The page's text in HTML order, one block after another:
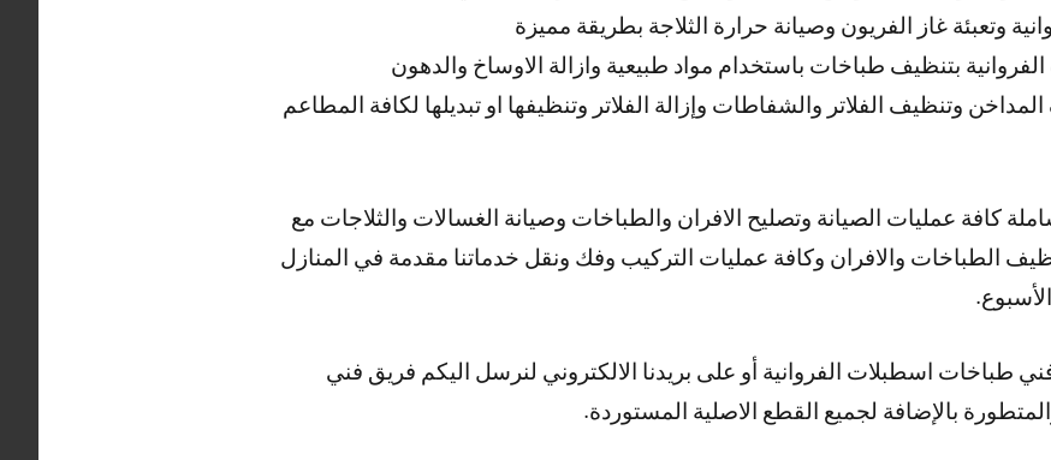
وتعبئة غاز الفريون وصيانة حرارة الثلاجة بطريقة مميزة
بتنظيف طباخات باستخدام مواد طبيعية وازالة الاوساخ والدهون
وتنظيف الفلاتر والشفاطات وإزالة الفلاتر وتنظيفها او تبديلها لكافة المطاعم
كافة عمليات الصيانة وتصليح الافران والطباخات وصيانة الغسالات والثلاجات مع
الطباخات والافران وكافة عمليات التركيب وفك ونقل خدماتنا مقدمة في المنازل
طباخات اسطبلات الفروانية أو على بريدنا الالكتروني لنرسل اليكم فريق فني
بالإضافة لجميع القطع الاصلية المستوردة.